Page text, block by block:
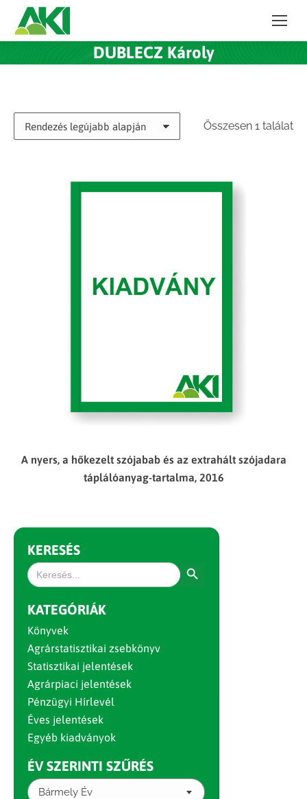
DUBLECZ Károly
Összesen 1 találat
A nyers, a hőkezelt szójabab és az extrahált szójadara
táplálóanyag-tartalma, 2016
KERESÉS
Search
for:
KATEGÓRIÁK
Könyvek
Agrárstatisztikai zsebkönyv
Statisztikai jelentések
Agrárpiaci jelentések
Pénzügyi Hírlevél
Éves jelentések
Egyéb kiadványok
ÉV SZERINTI SZŰRÉS
Bármely Év